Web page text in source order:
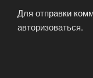
Для отправки
авторизоваться.